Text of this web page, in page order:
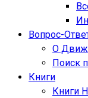
Вопрос-
О
Поиск
Книги
Книги